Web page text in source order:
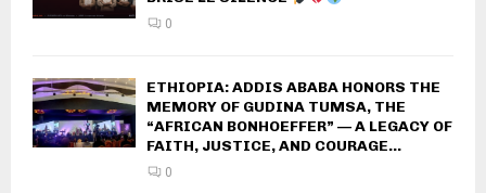
0
ETHIOPIA: ADDIS ABABA HONORS THE
MEMORY OF GUDINA TUMSA, THE
“AFRICAN BONHOEFFER” — A LEGACY OF
FAITH, JUSTICE, AND COURAGE...
0